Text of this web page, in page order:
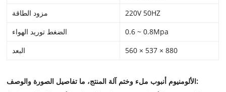
مزود الطاقة
220V 50HZ
الضغط توريد الهواء
0.6 ~ 0.8Mpa
البعد
560 × 537 × 880
الألومنيوم أنبوب ملء وختم آلةالمنتج، ما تفاصيل الصورة والوصف: